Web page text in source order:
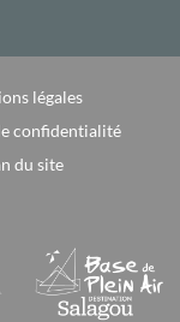
légales
confidentialité
du site